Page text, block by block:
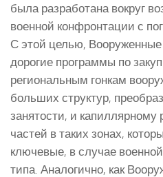
была разработана вокруг
военной конфронтации с
С этой целью,
дорогие программы по
региональным гонкам
больших структур,
занятости, и
частей в таких зонах,
ключевые, в случае
типа. Аналогично, как